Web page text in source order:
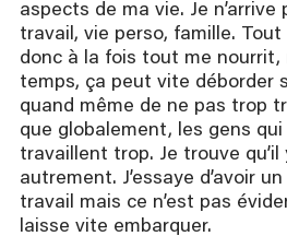
aspects de ma vie. Je
travail, vie perso, famille.
donc à la fois tout me nourrit,
temps, ça peut vite déborder
quand même de ne pas trop
que globalement, les gens
travaillent trop. Je trouve
autrement. J’essaye d’avoir
travail mais ce n’est pas
laisse vite embarquer.